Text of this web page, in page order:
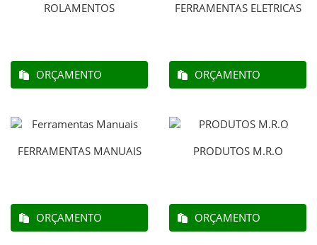
ROLAMENTOS
ORÇAMENTO
FERRAMENTAS ELETRICAS
ORÇAMENTO
FERRAMENTAS MANUAIS
ORÇAMENTO
PRODUTOS M.R.O
ORÇAMENTO